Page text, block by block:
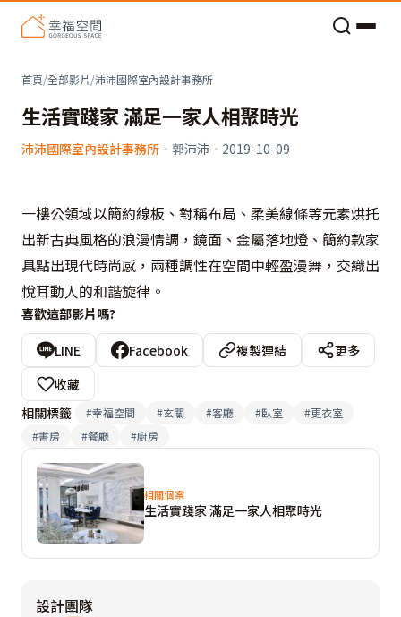
首頁/全部影片/沛沛國際室內設計事務所
生活實踐家 滿足一家人相聚時光
沛沛國際室內設計事務所 · 郭沛沛 · 2019-10-09
一樓公領域以簡約線板、對稱布局、柔美線條等元素烘托
出新古典風格的浪漫情調，鏡面、金屬落地燈、簡約款家
具點出現代時尚感，兩種調性在空間中輕盈漫舞，交織出
悅耳動人的和諧旋律。
喜歡這部影片嗎?
LINE Facebook 複製連結
更多
收藏
相關標籤
#幸福空間 #玄關 #客廳 #臥室 #更衣室
#書房 #餐廳 #廚房
相關個案
生活實踐家 滿足一家人相聚時光
設計團隊